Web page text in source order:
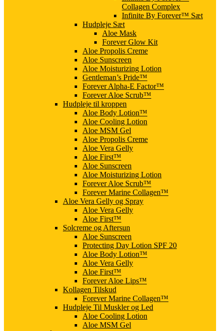
Collagen Complex
Infinite By Forever™ Sæt
Hudpleje Sæt
Aloe Mask
Forever Glow Kit
Aloe Propolis Creme
Aloe Sunscreen
Aloe Moisturizing Lotion
Gentleman’s Pride™
Forever Alpha-E Factor™
Forever Aloe Scrub™
Hudpleje til kroppen
Aloe Body Lotion™
Aloe Cooling Lotion
Aloe MSM Gel
Aloe Propolis Creme
Aloe Vera Gelly
Aloe First™
Aloe Sunscreen
Aloe Moisturizing Lotion
Forever Aloe Scrub™
Forever Marine Collagen™
Aloe Vera Gelly og Spray
Aloe Vera Gelly
Aloe First™
Solcreme og Aftersun
Aloe Sunscreen
Protecting Day Lotion SPF 20
Aloe Body Lotion™
Aloe Vera Gelly
Aloe First™
Forever Aloe Lips™
Kollagen Tilskud
Forever Marine Collagen™
Hudpleje Til Muskler og Led
Aloe Cooling Lotion
Aloe MSM Gel